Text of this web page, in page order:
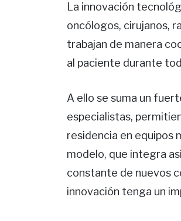
La innovación
oncólogos, cirujanos,
trabajan de manera
al paciente durante
A ello se suma un
especialistas,
residencia en equipos
modelo, que integra
constante de nuevos
innovación tenga un